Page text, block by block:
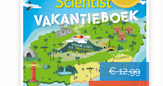
€ 12,99